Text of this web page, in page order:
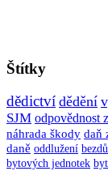
Štítky
dědictví dědění
SJM odpovědnost
náhrada škody daň
daně oddlužení
bytových jednotek